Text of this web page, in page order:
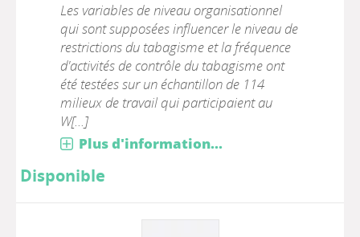
Les variables de niveau organisationnel
qui sont supposées influencer le niveau de
restrictions du tabagisme et la fréquence
d'activités de contrôle du tabagisme ont
été testées sur un échantillon de 114
milieux de travail qui participaient au
W[...]
Plus d'information...
Disponible